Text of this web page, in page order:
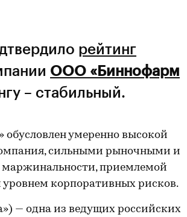
рейтинг
ООО «Биннофарм
– стабильный.
умеренно высокой
сильными рыночными и
приемлемой
корпоративных рисков.
— одна из ведущих российских